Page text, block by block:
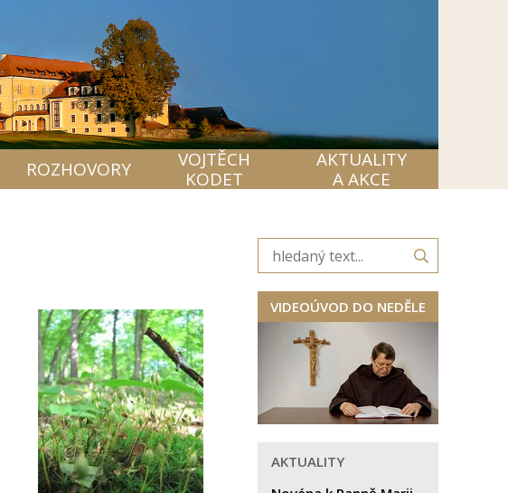
ROZHOVORY
VOJTĚCH
KODET
AKTUALITY
A AKCE
VIDEOÚVOD DO NEDĚLE
AKTUALITY